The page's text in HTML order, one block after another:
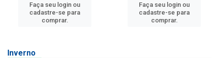
Faça seu login ou
cadastre-se para
comprar.
Faça seu login ou
cadastre-se para
comprar.
Inverno